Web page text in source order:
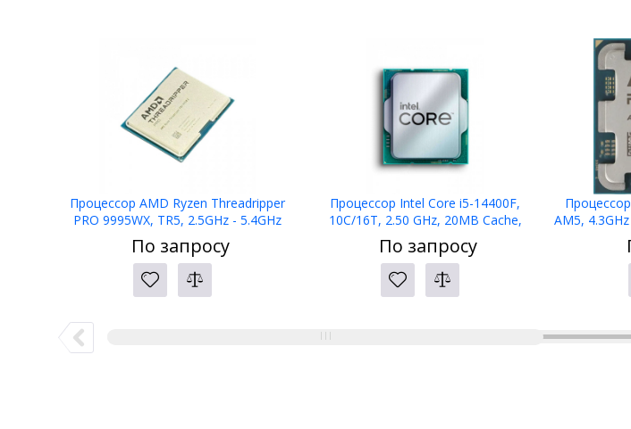
Процессор AMD Ryzen Threadripper
PRO 9995WX, TR5, 2.5GHz - 5.4GHz
Turbo, 96C/192T, 384Mb L3, TDP
350W,100-000001361,TRAY
По запросу
Процессор Intel Core i5-14400F,
10C/16T, 2.50 GHz, 20MB Cache,
LGA1700, 65W TDP, CM8071504821113,
TRAY
По запросу
AM5,
L3 Dual